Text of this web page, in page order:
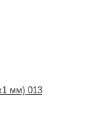
мм) 013